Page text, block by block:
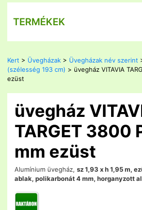
TERMÉKEK
Kert > Üvegházak > Üvegházak név szerint
(szélesség 193 cm) > üvegház VITAVIA
ezüst
üvegház
TARGET 3800
mm ezüst
Alumínium üvegház, sz 1,93 x h 1,95 m,
ablak, polikarbonát 4 mm, horganyzott